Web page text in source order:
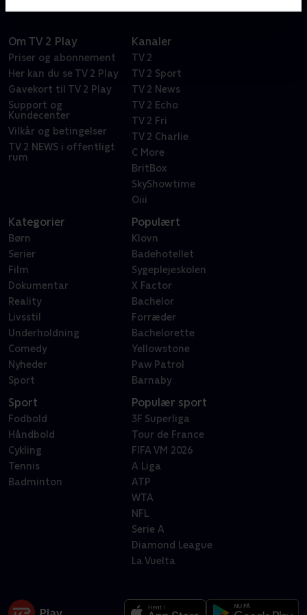
Om TV 2 Play
Priser og abonnement
Her kan du se TV 2 Play
Gavekort til TV 2 Play
Support og
Kundecenter
Vilkår og betingelser
TV 2 NEWS i offentligt
rum
Kanaler
TV 2
TV 2 Sport
TV 2 News
TV 2 Echo
TV 2 Fri
TV 2 Charlie
C More
BritBox
SkyShowtime
Oiii
Kategorier
Børn
Serier
Film
Dokumentar
Reality
Livsstil
Underholdning
Comedy
Nyheder
Sport
Populært
Klovn
Badehotellet
Sygeplejeskolen
X Factor
Bachelor
Forræder
Bachelorette
Yellowstone
Paw Patrol
Barnaby
Sport
Fodbold
Håndbold
Cykling
Tennis
Badminton
Populær sport
3F Superliga
Tour de France
FIFA VM 2026
A Liga
ATP
WTA
NFL
Serie A
Diamond League
La Vuelta